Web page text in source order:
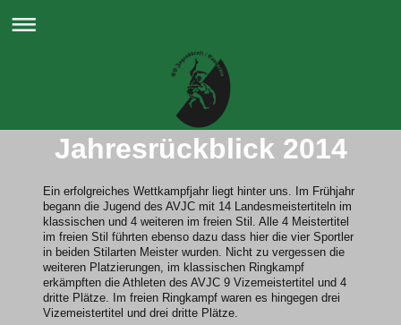
Jahresrückblick 2014
Ein erfolgreiches Wettkampfjahr liegt hinter uns. Im Frühjahr
begann die Jugend des AVJC mit 14 Landesmeistertiteln im
klassischen und 4 weiteren im freien Stil. Alle 4 Meistertitel
im freien Stil führten ebenso dazu dass hier die vier Sportler
in beiden Stilarten Meister wurden. Nicht zu vergessen die
weiteren Platzierungen, im klassischen Ringkampf
erkämpften die Athleten des AVJC 9 Vizemeistertitel und 4
dritte Plätze. Im freien Ringkampf waren es hingegen drei
Vizemeistertitel und drei dritte Plätze.